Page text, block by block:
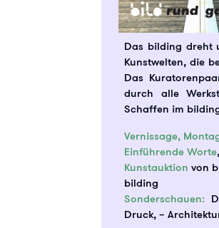
Das bilding dreht
Kunstwelten, die
Das
durch alle
Schaffen im
Vernissage,
Einführende Worte
Kunstauktion von
bilding
Sonderschauen:
Druck, –